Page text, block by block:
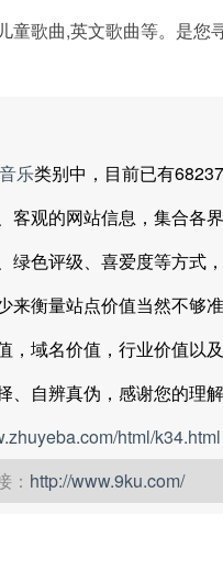
歌曲,英文歌曲等。是您
音乐类别中，目前已有
观的网站信息，集合各
色评级、喜爱度等方式
衡量站点价值当然不够
域名价值，行业价值以
自辨真伪，感谢您的理解
html/k34.html
： http://www.9ku.com/